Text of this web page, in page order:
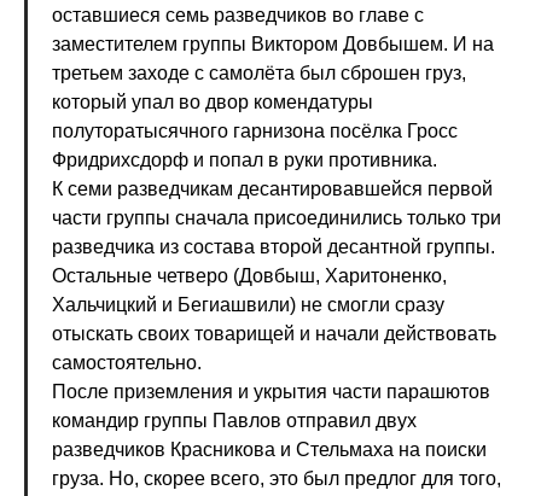
оставшиеся семь разведчиков во главе с
заместителем группы Виктором Довбышем. И на
третьем заходе с самолёта был сброшен груз,
который упал во двор комендатуры
полуторатысячного гарнизона посёлка Гросс
Фридрихсдорф и попал в руки противника.
К семи разведчикам десантировавшейся первой
части группы сначала присоединились только три
разведчика из состава второй десантной группы.
Остальные четверо (Довбыш, Харитоненко,
Хальчицкий и Бегиашвили) не смогли сразу
отыскать своих товарищей и начали действовать
самостоятельно.
После приземления и укрытия части парашютов
командир группы Павлов отправил двух
разведчиков Красникова и Стельмаха на поиски
груза. Но, скорее всего, это был предлог для того,